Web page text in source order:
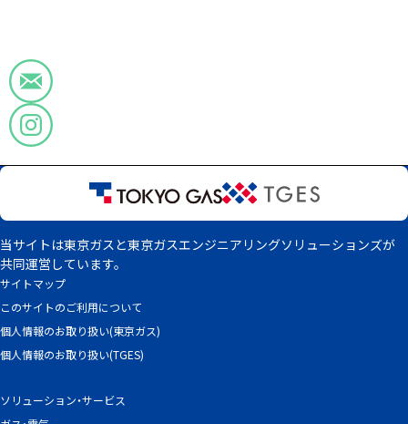
サイトマップ
このサイトのご利用について
個人情報のお取り扱い(東京ガス)
個人情報のお取り扱い(TGES)
ソリューション・サービス
当サイトは東京ガスと東京ガスエンジニアリングソリューションズが
共同運営しています。